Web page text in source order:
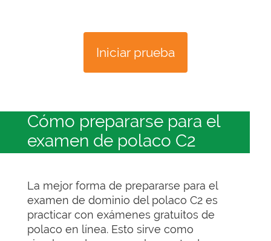
Iniciar prueba
Cómo prepararse para el
examen de polaco C2
La mejor forma de prepararse para el
examen de dominio del polaco C2 es
practicar con exámenes gratuitos de
polaco en línea. Esto sirve como